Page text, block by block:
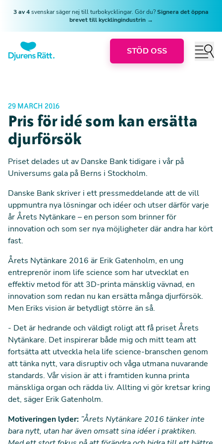
3 av 4svenskar säger nej till turbokycklingar. Gör du?Signera det öppna
brevet till kycklingindustrin →
STÖD OSS
29 MARCH 2016
Pris för idé som kan ersätta
djurförsök
Priset delades ut av Danske Bank tidigare i vår på
Universums gala på Berns i Stockholm.
Danske Bank skriver i ett pressmeddelande att de vill
uppmuntra nya lösningar och idéer och utser därför varje
år Årets Nytänkare – en person som brinner för
innovation och som ser nya möjligheter där andra har kört
fast.
Årets Nytänkare 2016 är Erik Gatenholm, en ung
entreprenör inom life science som har utvecklat en
effektiv metod för att 3D-printa mänsklig vävnad, en
innovation som redan nu kan ersätta många djurförsök.
Men Eriks vision är betydligt större än så.
- Det är hedrande och väldigt roligt att få priset Årets
Nytänkare. Det inspirerar både mig och mitt team att
fortsätta att utveckla hela life science-branschen genom
att tänka nytt, vara disruptiv och våga utmana nuvarande
standards. Vår vision är att i framtiden kunna printa
mänskliga organ och rädda liv. Allting vi gör kretsar kring
det, säger Erik Gatenholm.
Motiveringen lyder: ”Årets Nytänkare 2016 tänker inte
bara nytt, utan har även omsatt sina idéer i praktiken.